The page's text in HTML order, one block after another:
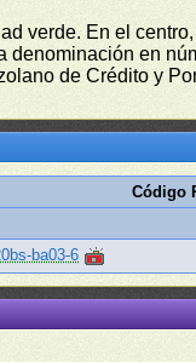
verde. En el
denominación en
de Crédito y
Código
ba03-6